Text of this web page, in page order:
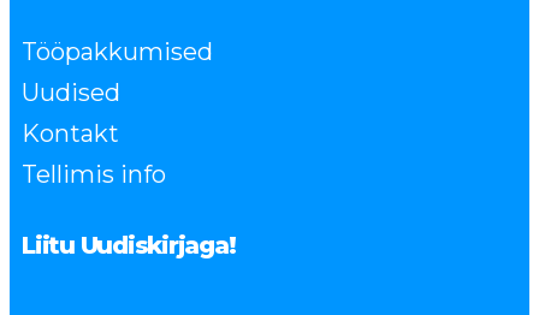
Tööpakkumised
Uudised
Kontakt
Tellimis info
Liitu Uudiskirjaga!